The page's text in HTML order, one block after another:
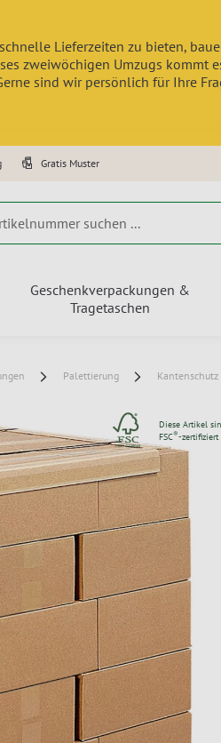
Lieferzeiten zu bieten,
zweiwöchigen Umzugs kommt
sind wir persönlich für Ihre
Gratis Muster
Geschenkverpackungen &
Tragetaschen
Palettierung Kantenschutz
Diese Artikel
FSC®-zertifiziert